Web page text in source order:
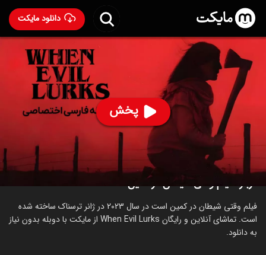
دانلود مایکت
پخش
فیلم وقتی شیطان در کمین است با دوبله فارسی - When Evil
Lurks 2023
۵۴۸ 66
ساخت آرژانتین سال 2023
رده سنی ۱۸+
ترسناک
درباره فیلم وقتی شیطان در کمین است
فیلم وقتی شیطان در کمین است در سال 2023 در ژانر ترسناک ساخته شده
است. تماشای آنلاین و رایگان When Evil Lurks از مایکت با دوبله بدون نیاز
به دانلود.